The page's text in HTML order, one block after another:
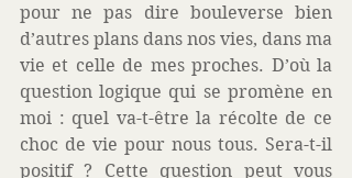
pour ne pas dire bouleverse bien
d’autres plans dans nos vies, dans ma
vie et celle de mes proches. D’où la
question logique qui se promène en
moi : quel va-t-être la récolte de ce
choc de vie pour nous tous. Sera-t-il
positif ? Cette question peut vous